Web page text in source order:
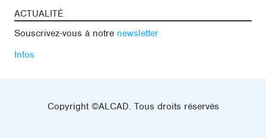
ACTUALITÉ
Souscrivez-vous à notre newsletter
Infos
Copyright ©ALCAD. Tous droits réservés